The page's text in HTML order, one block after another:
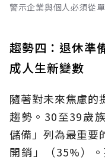
警示企業與個人必須從
趨勢四：退休準
成人生新變數
隨著對未來焦慮的
趨勢。30至39歲
儲備」列為最重要
開銷」（35%）